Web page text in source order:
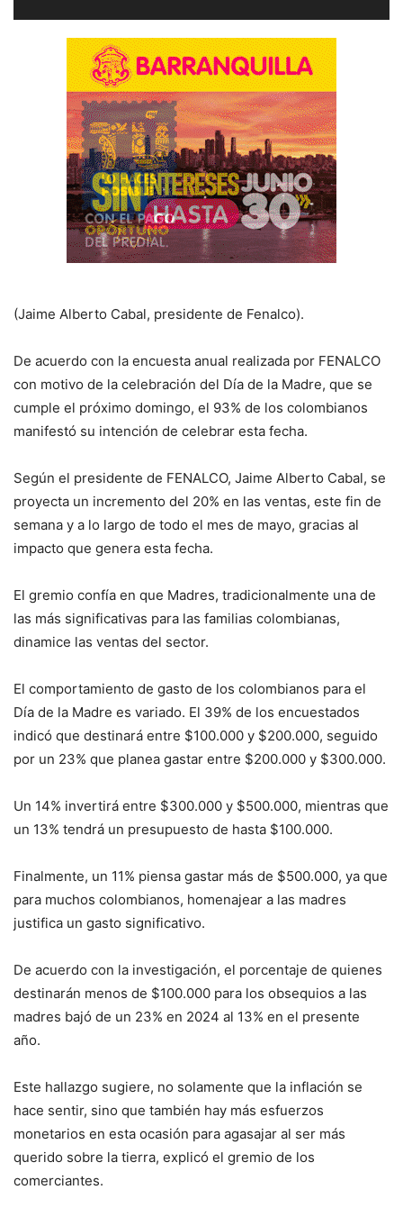
(Jaime Alberto Cabal, presidente de Fenalco).
De acuerdo con la encuesta anual realizada por FENALCO
con motivo de la celebración del Día de la Madre, que se
cumple el próximo domingo, el 93% de los colombianos
manifestó su intención de celebrar esta fecha.
Según el presidente de FENALCO, Jaime Alberto Cabal, se
proyecta un incremento del 20% en las ventas, este fin de
semana y a lo largo de todo el mes de mayo, gracias al
impacto que genera esta fecha.
El gremio confía en que Madres, tradicionalmente una de
las más significativas para las familias colombianas,
dinamice las ventas del sector.
El comportamiento de gasto de los colombianos para el
Día de la Madre es variado. El 39% de los encuestados
indicó que destinará entre $100.000 y $200.000, seguido
por un 23% que planea gastar entre $200.000 y $300.000.
Un 14% invertirá entre $300.000 y $500.000, mientras que
un 13% tendrá un presupuesto de hasta $100.000.
Finalmente, un 11% piensa gastar más de $500.000, ya que
para muchos colombianos, homenajear a las madres
justifica un gasto significativo.
De acuerdo con la investigación, el porcentaje de quienes
destinarán menos de $100.000 para los obsequios a las
madres bajó de un 23% en 2024 al 13% en el presente
año.
Este hallazgo sugiere, no solamente que la inflación se
hace sentir, sino que también hay más esfuerzos
monetarios en esta ocasión para agasajar al ser más
querido sobre la tierra, explicó el gremio de los
comerciantes.